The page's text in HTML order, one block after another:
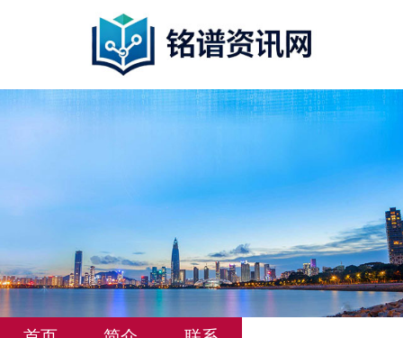
2026武汉离婚律师收费透明指南：协议离
婚流程、财产分割与抚养权争取全解析
武汉输卵管堵塞治疗费用大概多少
资讯
洛阳输卵管堵塞怎么治疗费用大概多少
资讯 输卵管堵塞是什么原因引起的有哪些表现
资讯
输卵管堵塞不能怀孕怎么办 有哪些治疗方